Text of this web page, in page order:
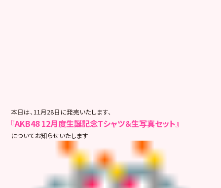
本日は、11月28日に発売いたします、
『AKB48 12月度生誕記念Tシャツ＆生写真セット』
についてお知らせいたします